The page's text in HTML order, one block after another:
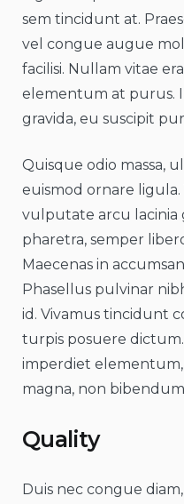
sem tincidunt at.
vel congue augue
facilisi. Nullam vitae
elementum at purus.
gravida, eu suscipit
Quisque odio massa,
euismod ornare ligula.
vulputate arcu lacinia
pharetra, semper
Maecenas in
Phasellus pulvinar
id. Vivamus tincidunt
turpis posuere
imperdiet
magna, non
Quality
Duis nec congue